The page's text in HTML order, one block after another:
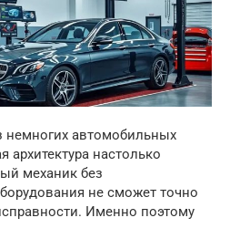
немногих автомобильных
архитектура настолько
механик без
не сможет точно
Именно поэтому